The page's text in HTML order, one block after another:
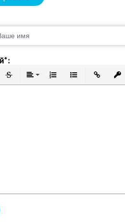
ЗачеркнутыйВыравнивание
Нумерованный список
Маркированный
Вставить